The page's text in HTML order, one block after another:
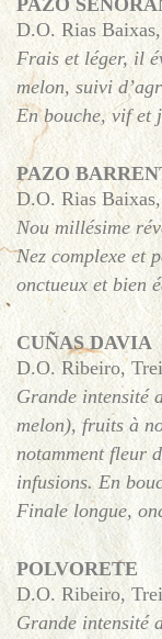
PAZO
D.O. Rias
Frais et léger, il
melon, suivi
En bouche, vif et
PAZO
D.O. Rias
Nou millésime
Nez complexe et
onctueux et bien
CUÑAS DAVIA
D.O. Ribeiro,
Grande intensité
melon), fruits à
notamment fleur
infusions. En
Finale longue,
POLVORETE
D.O. Ribeiro,
Grande intensité